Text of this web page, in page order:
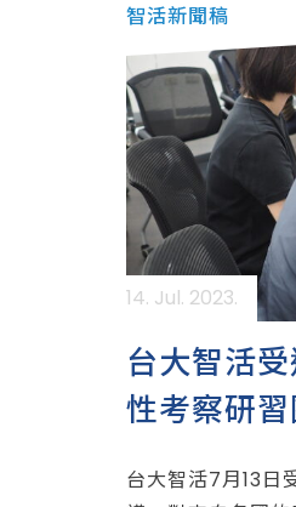
智活新聞稿
14. Jul. 2023.
台大智活
性考察研
台大智活7月13日